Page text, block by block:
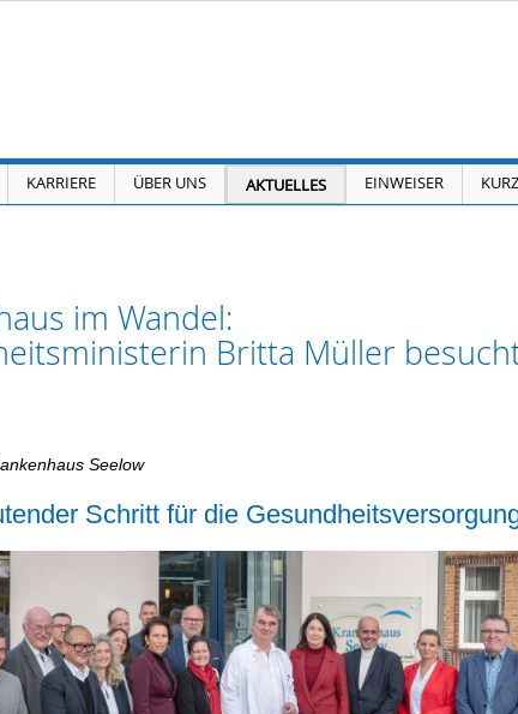
KARRIERE ÜBER UNS AKTUELLES EINWEISER
im Wandel:
Britta Müller
Seelow
Schritt für die